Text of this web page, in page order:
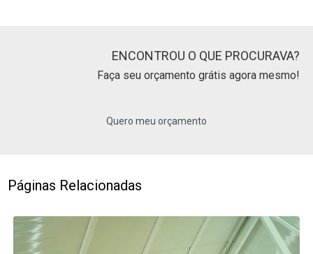
ENCONTROU O QUE PROCURAVA?
Faça seu orçamento grátis agora mesmo!
Quero meu orçamento
Páginas Relacionadas